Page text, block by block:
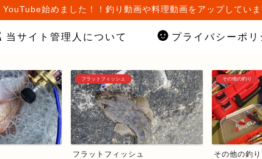
YouTube始めました！！釣り動画や料理動画をアップしていま
当サイト管理人について プライバシーポリ
フラットフィッシュ
フラットフィッシュ
その他の釣り
その他の釣り